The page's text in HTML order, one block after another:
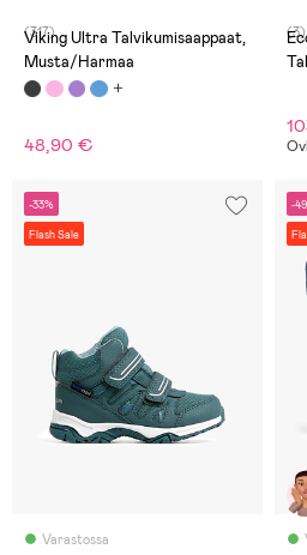
(317)
Viking Ultra Talvikumisaappaat,
Musta/Harmaa
48,90 €
(3)
-33%
Flash Sale
Varastossa
-